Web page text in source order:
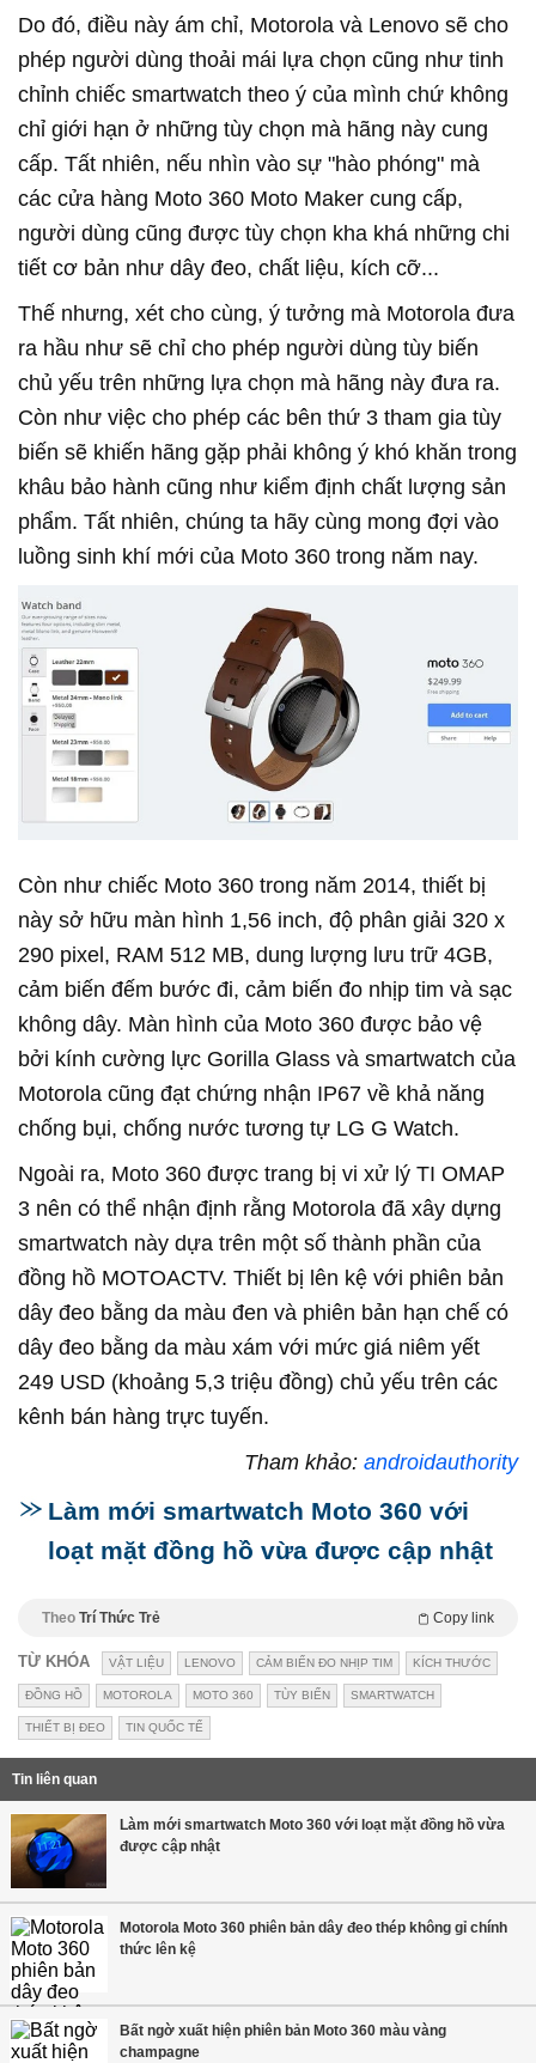
Do đó, điều này ám chỉ, Motorola và Lenovo sẽ cho
phép người dùng thoải mái lựa chọn cũng như tinh
chỉnh chiếc smartwatch theo ý của mình chứ không
chỉ giới hạn ở những tùy chọn mà hãng này cung
cấp. Tất nhiên, nếu nhìn vào sự "hào phóng" mà
các cửa hàng Moto 360 Moto Maker cung cấp,
người dùng cũng được tùy chọn kha khá những chi
tiết cơ bản như dây đeo, chất liệu, kích cỡ...
Thế nhưng, xét cho cùng, ý tưởng mà Motorola đưa
ra hầu như sẽ chỉ cho phép người dùng tùy biến
chủ yếu trên những lựa chọn mà hãng này đưa ra.
Còn như việc cho phép các bên thứ 3 tham gia tùy
biến sẽ khiến hãng gặp phải không ý khó khăn trong
khâu bảo hành cũng như kiểm định chất lượng sản
phẩm. Tất nhiên, chúng ta hãy cùng mong đợi vào
luồng sinh khí mới của Moto 360 trong năm nay.
Còn như chiếc Moto 360 trong năm 2014, thiết bị
này sở hữu màn hình 1,56 inch, độ phân giải 320 x
290 pixel, RAM 512 MB, dung lượng lưu trữ 4GB,
cảm biến đếm bước đi, cảm biến đo nhịp tim và sạc
không dây. Màn hình của Moto 360 được bảo vệ
bởi kính cường lực Gorilla Glass và smartwatch của
Motorola cũng đạt chứng nhận IP67 về khả năng
chống bụi, chống nước tương tự LG G Watch.
Ngoài ra, Moto 360 được trang bị vi xử lý TI OMAP
3 nên có thể nhận định rằng Motorola đã xây dựng
smartwatch này dựa trên một số thành phần của
đồng hồ MOTOACTV. Thiết bị lên kệ với phiên bản
dây đeo bằng da màu đen và phiên bản hạn chế có
dây đeo bằng da màu xám với mức giá niêm yết
249 USD (khoảng 5,3 triệu đồng) chủ yếu trên các
kênh bán hàng trực tuyến.
Tham khảo: androidauthority
Làm mới smartwatch Moto 360 với
loạt mặt đồng hồ vừa được cập nhật
Theo Trí Thức Trẻ Copy link
TỪ KHÓA VẬT LIỆU LENOVO CẢM BIẾN ĐO NHỊP TIM KÍCH THƯỚC
ĐỒNG HỒ MOTOROLA MOTO 360 TÙY BIẾN SMARTWATCH
THIẾT BỊ ĐEO TIN QUỐC TẾ
Tin liên quan
Làm mới smartwatch Moto 360 với loạt mặt đồng hồ vừa
được cập nhật
Motorola Moto 360 phiên bản dây đeo thép không gỉ chính
thức lên kệ
Bất ngờ xuất hiện phiên bản Moto 360 màu vàng
champagne